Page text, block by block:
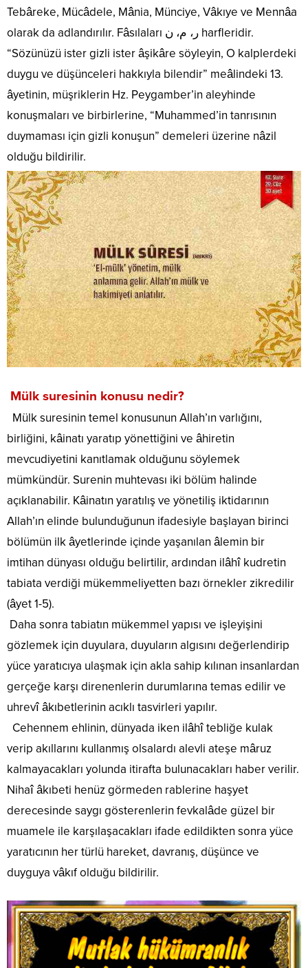
Tebâreke, Mücâdele, Mânia, Münciye, Vâkıye ve Mennâa
olarak da adlandırılır. Fâsılaları ر، م، ن harfleridir.
“Sözünüzü ister gizli ister âşikâre söyleyin, O kalplerdeki
duygu ve düşünceleri hakkıyla bilendir” meâlindeki 13.
âyetinin, müşriklerin Hz. Peygamber’in aleyhinde
konuşmaları ve birbirlerine, “Muhammed’in tanrısının
duymaması için gizli konuşun” demeleri üzerine nâzil
olduğu bildirilir.
Mülk suresinin konusu nedir?
Mülk suresinin temel konusunun Allah’ın varlığını,
birliğini, kâinatı yaratıp yönettiğini ve âhiretin
mevcudiyetini kanıtlamak olduğunu söylemek
mümkündür. Surenin muhtevası iki bölüm halinde
açıklanabilir. Kâinatın yaratılış ve yönetiliş iktidarının
Allah’ın elinde bulunduğunun ifadesiyle başlayan birinci
bölümün ilk âyetlerinde içinde yaşanılan âlemin bir
imtihan dünyası olduğu belirtilir, ardından ilâhî kudretin
tabiata verdiği mükemmeliyetten bazı örnekler zikredilir
(âyet 1-5).
Daha sonra tabiatın mükemmel yapısı ve işleyişini
gözlemek için duyulara, duyuların algısını değerlendirip
yüce yaratıcıya ulaşmak için akla sahip kılınan insanlardan
gerçeğe karşı direnenlerin durumlarına temas edilir ve
uhrevî âkıbetlerinin acıklı tasvirleri yapılır.
Cehennem ehlinin, dünyada iken ilâhî tebliğe kulak
verip akıllarını kullanmış olsalardı alevli ateşe mâruz
kalmayacakları yolunda itirafta bulunacakları haber verilir.
Nihaî âkıbeti henüz görmeden rablerine haşyet
derecesinde saygı gösterenlerin fevkalâde güzel bir
muamele ile karşılaşacakları ifade edildikten sonra yüce
yaratıcının her türlü hareket, davranış, düşünce ve
duyguya vâkıf olduğu bildirilir.